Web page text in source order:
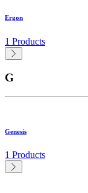
Ergon
1 Products
G
Genesis
1 Products